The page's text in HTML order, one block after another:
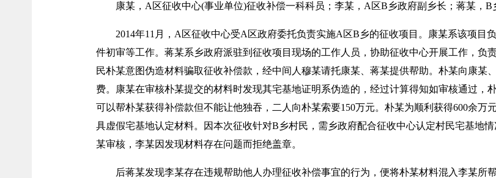
康某，A区征收中心(事业单位)征收补偿一科科员；李某，A区B乡政府副乡长；蒋某，
2014年11月，A区征收中心受A区政府委托负责实施A区B乡的征收项目。康某系该项目
件初审等工作。蒋某系乡政府派驻到征收项目现场的工作人员，协助征收中心开展工作，负
民朴某意图伪造材料骗取征收补偿款，经中间人穆某请托康某、蒋某提供帮助。朴某向康某
费。康某在审核朴某提交的材料时发现其宅基地证明系伪造的，经过计算得知如审核通过，
可以帮朴某获得补偿款但不能让他独吞，二人向朴某索要150万元。朴某为顺利获得600余万
具虚假宅基地认定材料。因本次征收针对B乡村民，需乡政府配合征收中心认定村民宅基地
某审核，李某因发现材料存在问题而拒绝盖章。
后蒋某发现李某存在违规帮助他人办理征收补偿事宜的行为，便将朴某材料混入李某所